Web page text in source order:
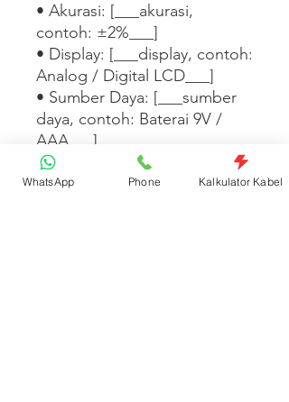
• Akurasi: [___akurasi,
contoh: ±2%___]
• Display: [___display, contoh:
Analog / Digital LCD___]
• Sumber Daya: [___sumber
daya, contoh: Baterai 9V /
AAA___]
• Aksesori: [___aksesori yang
disertakan, contoh: probe,
WhatsApp Phone Kalkulator Kabel